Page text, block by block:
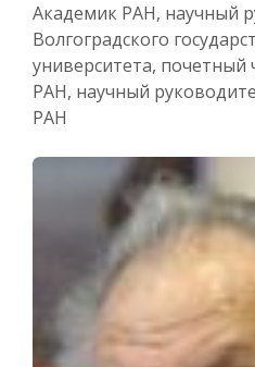
Академик РАН, научный
Волгоградского
университета,
РАН, научный
РАН